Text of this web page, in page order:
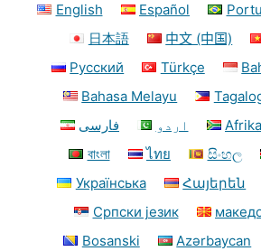
English Español
日本語
中文 (中国)
Русский
Türkçe
Bahasa Melayu
فارسی
اردو
বাংলা
ไทย සිංහල
Українська
Հայերեն
Српски језик
Bosanski
Azərbaycan